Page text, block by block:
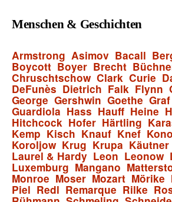
Menschen & Geschichten
Armstrong Asimov Bacall
Boycott Boyer Brecht
Chruschtschow Clark Curie
DeFunès Dietrich Falk Flynn
George Gershwin Goethe Graf
Guardiola Hass Hauff Heine
Hitchcock Hofer Härtling
Kemp Kisch Knauf Knef
Koroljow Krug Krupa Käutner
Laurel & Hardy Leon Leonow
Luxemburg Mangano
Monroe Moser Mozart Mörike
Piel Redl Remarque Rilke